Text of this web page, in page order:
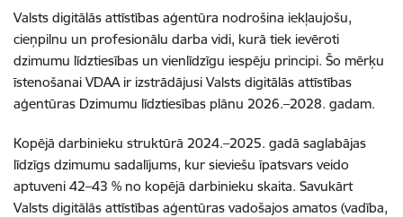
Valsts digitālās attīstības aģentūra nodrošina iekļaujošu,
cieņpilnu un profesionālu darba vidi, kurā tiek ievēroti
dzimumu līdztiesības un vienlīdzīgu iespēju principi. Šo mērķu
īstenošanai VDAA ir izstrādājusi Valsts digitālās attīstības
aģentūras Dzimumu līdztiesības plānu 2026.–2028. gadam.
Kopējā darbinieku struktūrā 2024.–2025. gadā saglabājas
līdzīgs dzimumu sadalījums, kur sieviešu īpatsvars veido
aptuveni 42–43 % no kopējā darbinieku skaita. Savukārt
Valsts digitālās attīstības aģentūras vadošajos amatos (vadība,